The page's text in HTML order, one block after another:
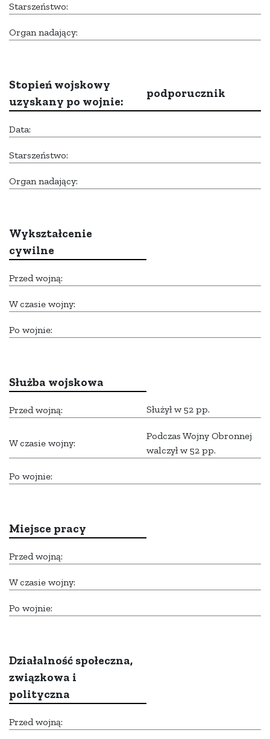
Starszeństwo:
Organ nadający:
Stopień wojskowy
uzyskany po wojnie:
podporucznik
Data:
Starszeństwo:
Organ nadający:
Wykształcenie
cywilne
Przed wojną:
W czasie wojny:
Po wojnie:
Służba wojskowa
Przed wojną: Służył w 52 pp.
W czasie wojny:
Podczas Wojny Obronnej
walczył w 52 pp.
Po wojnie:
Miejsce pracy
Przed wojną:
W czasie wojny:
Po wojnie:
Działalność społeczna,
związkowa i
polityczna
Przed wojną: